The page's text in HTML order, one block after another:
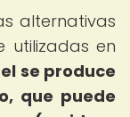
alternativas
utilizadas en
se produce
que puede